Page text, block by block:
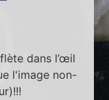
dans l’œil
l'image non-